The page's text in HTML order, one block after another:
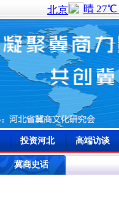
投资河北 高端访谈
冀商史话